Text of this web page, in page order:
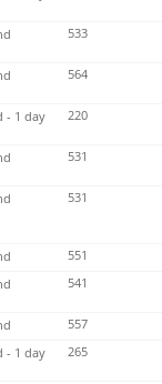
533
564
- 1 day 220
531
531
551
541
557
- 1 day 265